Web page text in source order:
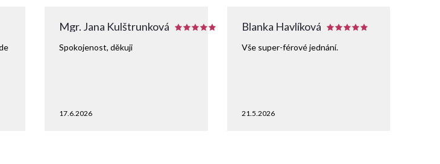
Mgr. Jana Kulštrunková
17.6.2026
Spokojenost, děkuji
Blanka Havlíková
21.5.2026
Vše super-férové jednání.